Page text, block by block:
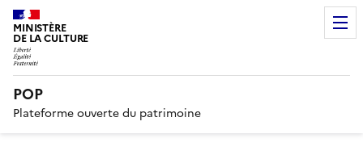
MINISTÈRE
DE LA CULTURE
POP
Plateforme ouverte du patrimoine